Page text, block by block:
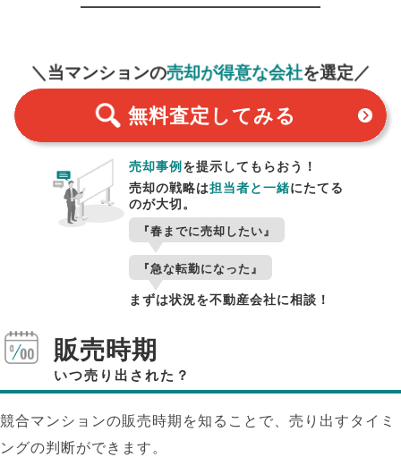
＼当マンションの売却が得意な会社を選定／
無料査定 してみる
売却事例を提示してもらおう！
売却の戦略は担当者と一緒にたてる
のが大切。
『春までに売却したい』
『急な転勤になった』
まずは状況を不動産会社に相談！
販売時期
いつ売り出された？
競合マンションの販売時期を知ることで、売り出すタイミ
ングの判断ができます。